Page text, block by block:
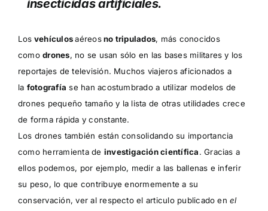
insecticidas artificiales.
Los vehículosaéreosno tripulados, más conocidos
comodrones, no se usan sólo en las bases militares y los
reportajes de televisión. Muchos viajeros aficionados a
la fotografía se han acostumbrado a utilizar modelos de
drones pequeño tamaño y la lista de otras utilidades crece
de forma rápida y constante.
Los drones también están consolidando su importancia
como herramienta de investigación científica. Gracias a
ellos podemos, por ejemplo, medir a las ballenas e inferir
su peso, lo que contribuye enormemente a su
conservación, ver al respecto el articulo publicado en el